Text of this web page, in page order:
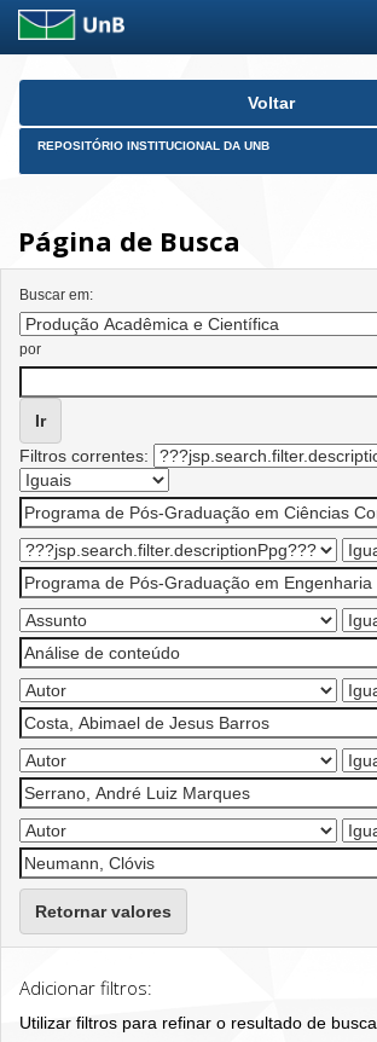
Skip
Voltar
REPOSITÓRIO INSTITUCIONAL DA UNB
Página de Busca
Buscar em:
por
Filtros correntes:
Retornar valores
Adicionar filtros:
Utilizar filtros para refinar o resultado de busca.